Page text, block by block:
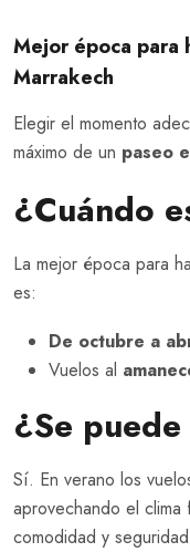
Mejor época para
Marrakech
Elegir el momento
máximo de un paseo
¿Cuándo
La mejor época para
es:
De octubre a
Vuelos al
¿Se
Sí. En verano los
aprovechando el clima
comodidad y